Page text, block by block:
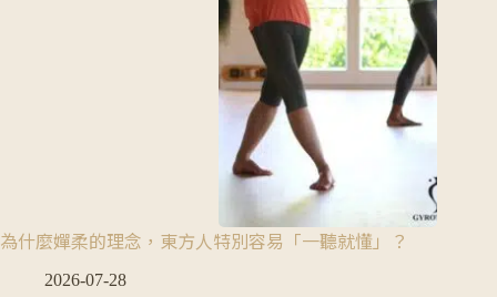
為什麼嬋柔的理念，東方人特別容易「一聽就懂」？
2026-07-28